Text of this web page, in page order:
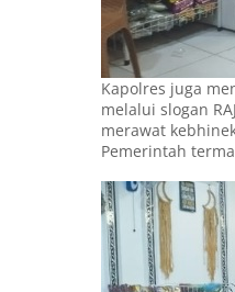
Kapolres juga
melalui slogan
merawat
Pemerintah